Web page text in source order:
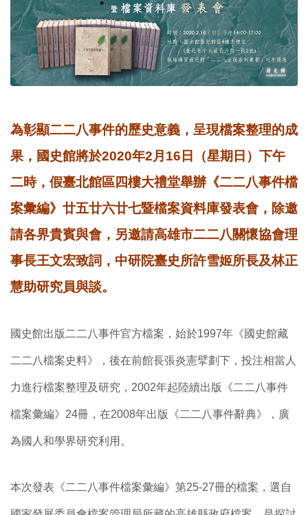
為彰顯二二八事件的歷史意義，呈現檔案整理的成
果，國史館將於2020年2月16日（星期日）下午
二時，假臺北館區四樓大禮堂舉辦《二二八事件檔
案彙編》廿五廿六廿七暨檔案資料庫發表會，除邀
請各界貴賓與會，另邀請高雄市二二八關懷協會理
事長王文宏致詞，中研院臺史所許雪姬所長及林正
慧助研究員與談。
國史館出版二二八事件官方檔案，始於1997年《國史館藏
二二八檔案史料》，後在前館長張炎憲擘劃下，投注相當人
力進行檔案整理及研究，2002年起陸續出版《二二八事件
檔案彙編》24冊，在2008年出版《二二八事件辭典》，廣
為國人和學界研究利用。
本次發表《二二八事件檔案彙編》第25-27冊的檔案，選自